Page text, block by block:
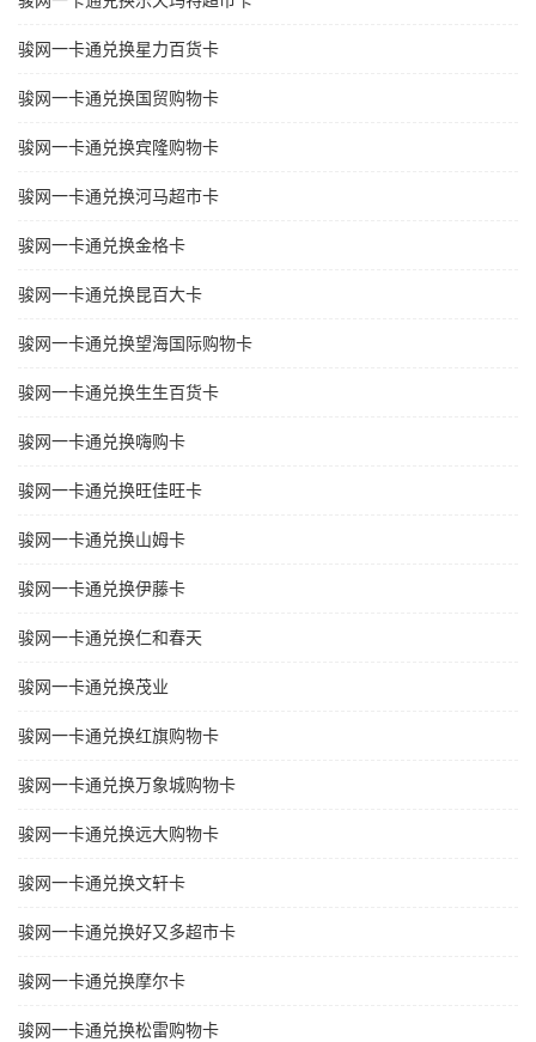
骏网一卡通兑换星力百货卡
骏网一卡通兑换国贸购物卡
骏网一卡通兑换宾隆购物卡
骏网一卡通兑换河马超市卡
骏网一卡通兑换金格卡
骏网一卡通兑换昆百大卡
骏网一卡通兑换望海国际购物卡
骏网一卡通兑换生生百货卡
骏网一卡通兑换嗨购卡
骏网一卡通兑换旺佳旺卡
骏网一卡通兑换山姆卡
骏网一卡通兑换伊藤卡
骏网一卡通兑换仁和春天
骏网一卡通兑换茂业
骏网一卡通兑换红旗购物卡
骏网一卡通兑换万象城购物卡
骏网一卡通兑换远大购物卡
骏网一卡通兑换文轩卡
骏网一卡通兑换好又多超市卡
骏网一卡通兑换摩尔卡
骏网一卡通兑换松雷购物卡